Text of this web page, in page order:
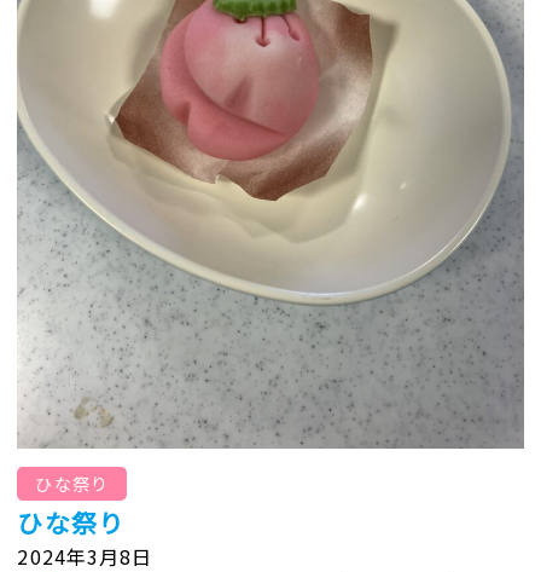
ひな祭り
ひな祭り
2024年3月8日